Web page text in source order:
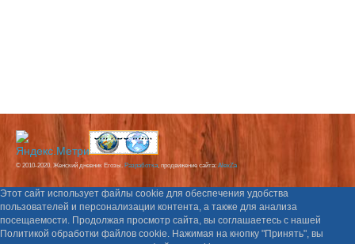
© 2010-2020. Женский дневник Егозы. Разработка, продвижение сайта: AlexZa
Этот сайт использует файлы cookie для обеспечения удобства
пользователей и персонализации контента, а также для анализа
посещаемости. Продолжая просмотр сайта, вы соглашаетесь с нашей
Политикой обработки файлов cookie. Нажимая на кнопку "Принять", вы